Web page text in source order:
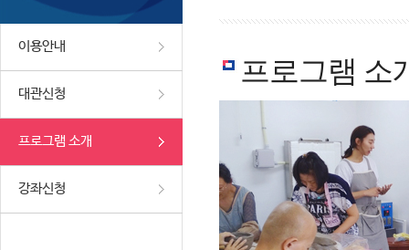
이용안내
대관신청
프로그램 소개
강좌신청
프로그램 소